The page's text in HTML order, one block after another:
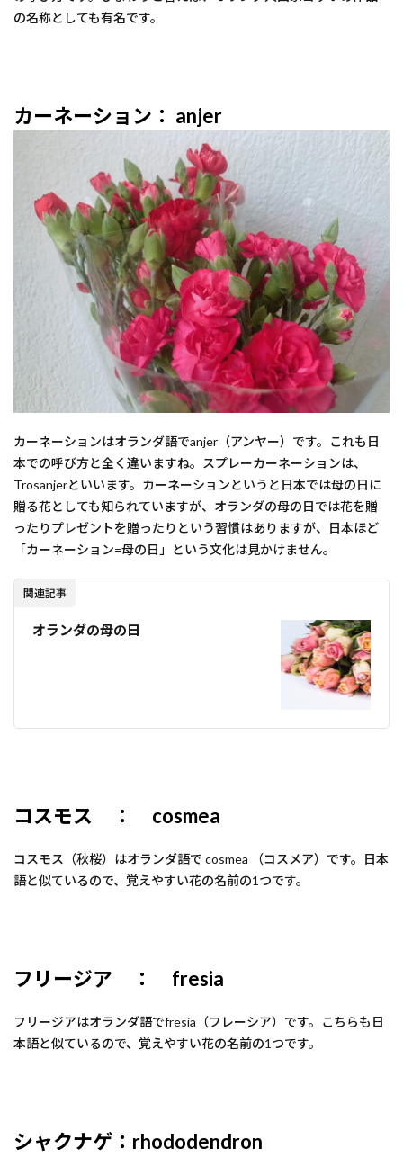
の名称としても有名です。
カーネーション： anjer
カーネーションはオランダ語でanjer（アンヤー）です。これも日
本での呼び方と全く違いますね。スプレーカーネーションは、
Trosanjerといいます。カーネーションというと日本では母の日に
贈る花としても知られていますが、オランダの母の日では花を贈
ったりプレゼントを贈ったりという習慣はありますが、日本ほど
「カーネーション=母の日」という文化は見かけません。
関連記事
オランダの母の日
コスモス ： cosmea
コスモス（秋桜）はオランダ語で cosmea （コスメア）です。日本
語と似ているので、覚えやすい花の名前の1つです。
フリージア ： fresia
フリージアはオランダ語でfresia（フレーシア）です。こちらも日
本語と似ているので、覚えやすい花の名前の1つです。
シャクナゲ：rhododendron